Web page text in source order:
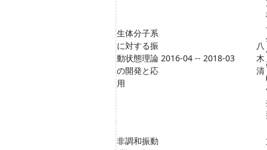
生体分子系
に対する振
動状態理論
の開発と応
用
2016-04 -- 2018-03
八
木
清
非調和振動